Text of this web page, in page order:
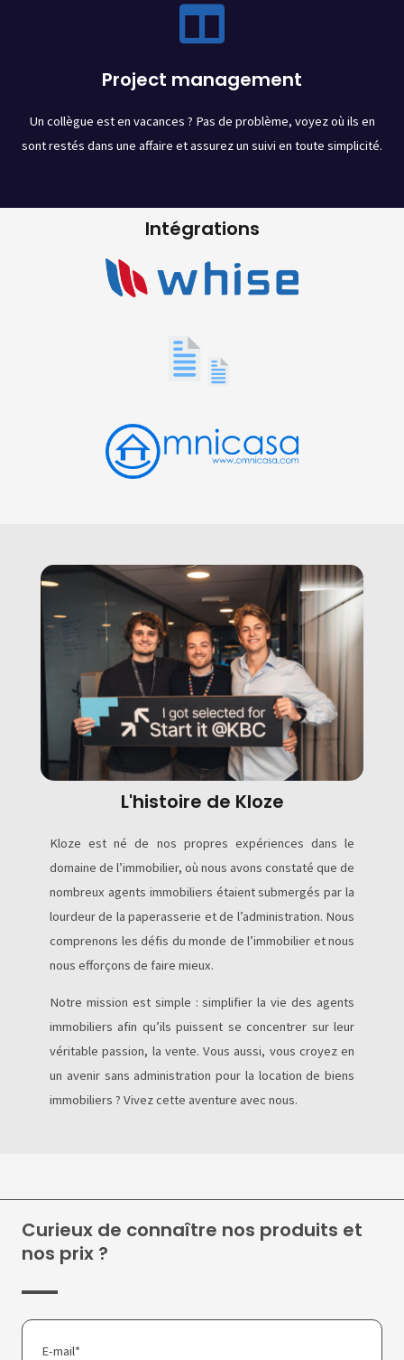
Project management
Un collègue est en vacances ? Pas de problème, voyez où ils en
sont restés dans une affaire et assurez un suivi en toute simplicité.
Intégrations
L'histoire de Kloze
Kloze est né de nos propres expériences dans le
domaine de l’immobilier, où nous avons constaté que de
nombreux agents immobiliers étaient submergés par la
lourdeur de la paperasserie et de l’administration. Nous
comprenons les défis du monde de l’immobilier et nous
nous efforçons de faire mieux.
Notre mission est simple : simplifier la vie des agents
immobiliers afin qu’ils puissent se concentrer sur leur
véritable passion, la vente. Vous aussi, vous croyez en
un avenir sans administration pour la location de biens
immobiliers ? Vivez cette aventure avec nous.
Curieux de connaître nos produits et
nos prix ?
E-mail*